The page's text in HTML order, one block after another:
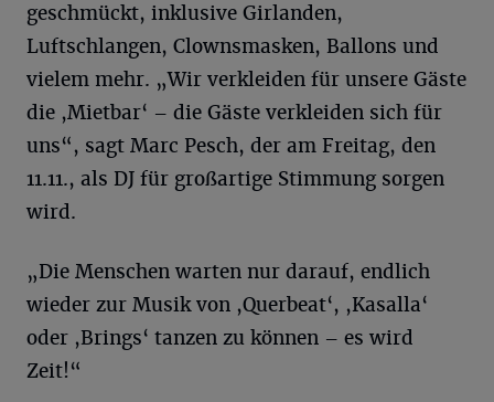
geschmückt, inklusive Girlanden,
Luftschlangen, Clownsmasken, Ballons und
vielem mehr. „Wir verkleiden für unsere Gäste
die ,Mietbar‘ – die Gäste verkleiden sich für
uns“, sagt Marc Pesch, der am Freitag, den
11.11., als DJ für großartige Stimmung sorgen
wird.
„Die Menschen warten nur darauf, endlich
wieder zur Musik von ,Querbeat‘, ,Kasalla‘
oder ,Brings‘ tanzen zu können – es wird
Zeit!“